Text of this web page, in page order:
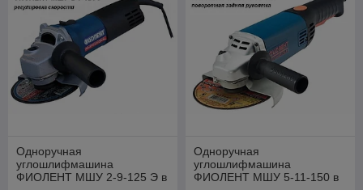
Одноручная
углошлифмашина
ФИОЛЕНТ МШУ 2-9-125 Э в
Одноручная
углошлифмашина
ФИОЛЕНТ МШУ 5-11-150 в